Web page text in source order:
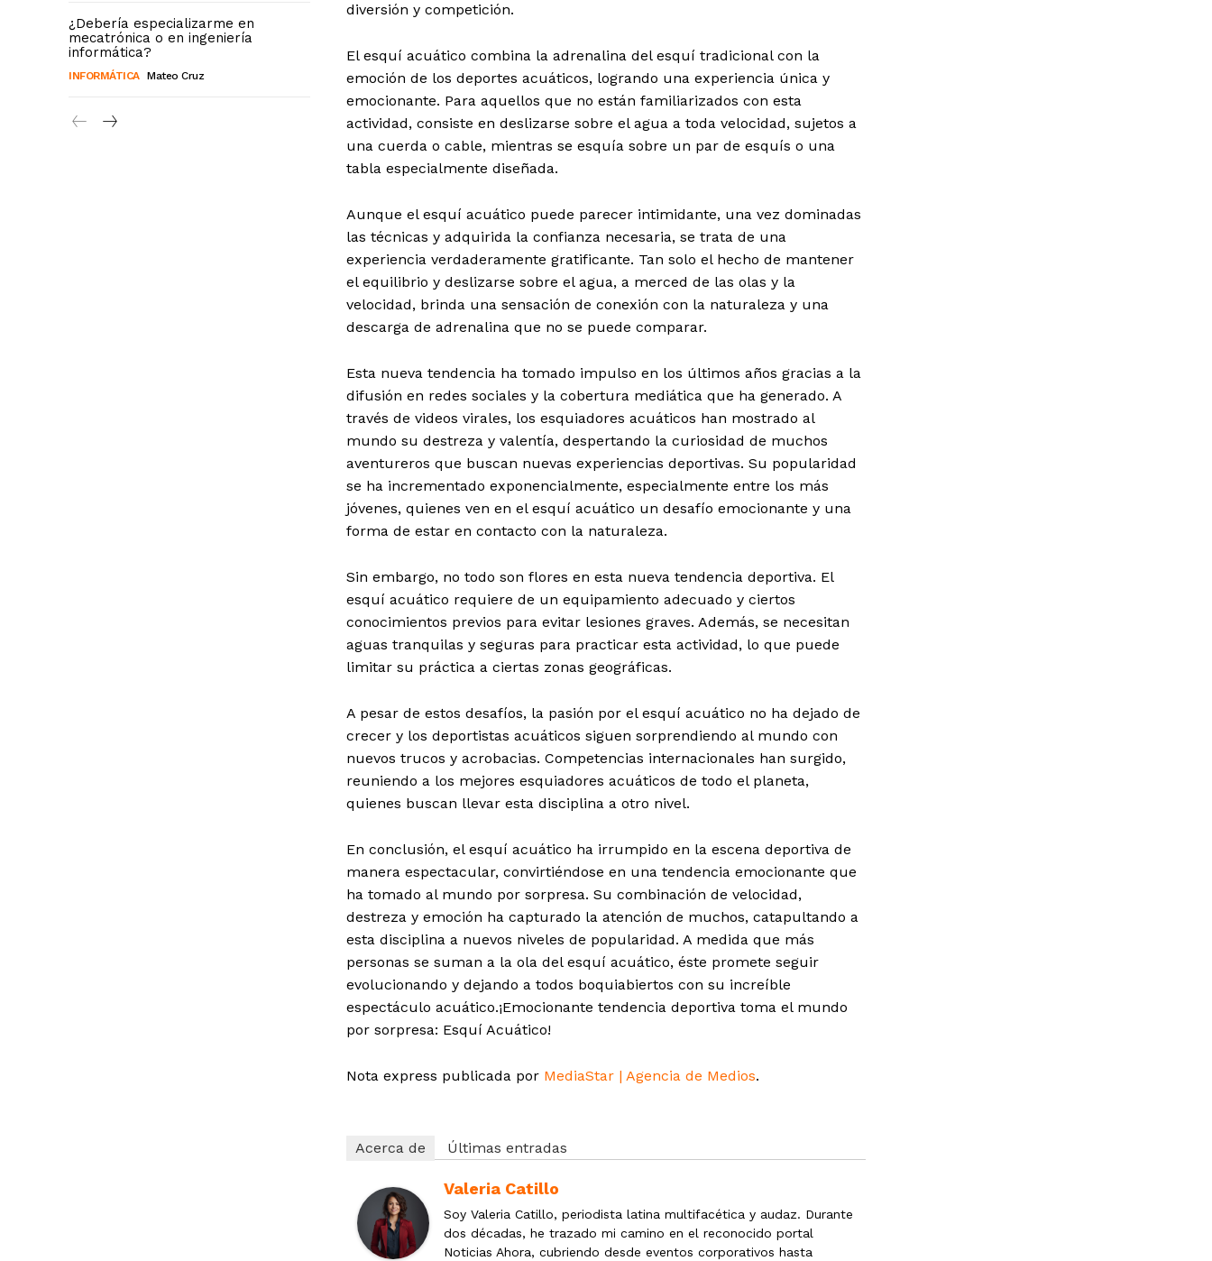
¿Debería especializarme en
mecatrónica o en ingeniería
informática?
INFORMÁTICA Mateo Cruz
diversión y competición.
El esquí acuático combina la adrenalina del esquí tradicional con la
emoción de los deportes acuáticos, logrando una experiencia única y
emocionante. Para aquellos que no están familiarizados con esta
actividad, consiste en deslizarse sobre el agua a toda velocidad, sujetos a
una cuerda o cable, mientras se esquía sobre un par de esquís o una
tabla especialmente diseñada.
Aunque el esquí acuático puede parecer intimidante, una vez dominadas
las técnicas y adquirida la confianza necesaria, se trata de una
experiencia verdaderamente gratificante. Tan solo el hecho de mantener
el equilibrio y deslizarse sobre el agua, a merced de las olas y la
velocidad, brinda una sensación de conexión con la naturaleza y una
descarga de adrenalina que no se puede comparar.
Esta nueva tendencia ha tomado impulso en los últimos años gracias a la
difusión en redes sociales y la cobertura mediática que ha generado. A
través de videos virales, los esquiadores acuáticos han mostrado al
mundo su destreza y valentía, despertando la curiosidad de muchos
aventureros que buscan nuevas experiencias deportivas. Su popularidad
se ha incrementado exponencialmente, especialmente entre los más
jóvenes, quienes ven en el esquí acuático un desafío emocionante y una
forma de estar en contacto con la naturaleza.
Sin embargo, no todo son flores en esta nueva tendencia deportiva. El
esquí acuático requiere de un equipamiento adecuado y ciertos
conocimientos previos para evitar lesiones graves. Además, se necesitan
aguas tranquilas y seguras para practicar esta actividad, lo que puede
limitar su práctica a ciertas zonas geográficas.
A pesar de estos desafíos, la pasión por el esquí acuático no ha dejado de
crecer y los deportistas acuáticos siguen sorprendiendo al mundo con
nuevos trucos y acrobacias. Competencias internacionales han surgido,
reuniendo a los mejores esquiadores acuáticos de todo el planeta,
quienes buscan llevar esta disciplina a otro nivel.
En conclusión, el esquí acuático ha irrumpido en la escena deportiva de
manera espectacular, convirtiéndose en una tendencia emocionante que
ha tomado al mundo por sorpresa. Su combinación de velocidad,
destreza y emoción ha capturado la atención de muchos, catapultando a
esta disciplina a nuevos niveles de popularidad. A medida que más
personas se suman a la ola del esquí acuático, éste promete seguir
evolucionando y dejando a todos boquiabiertos con su increíble
espectáculo acuático.¡Emocionante tendencia deportiva toma el mundo
por sorpresa: Esquí Acuático!
Nota express publicada por MediaStar | Agencia de Medios.
Acerca de Últimas entradas
Valeria Catillo
Soy Valeria Catillo, periodista latina multifacética y audaz. Durante
dos décadas, he trazado mi camino en el reconocido portal
Noticias Ahora, cubriendo desde eventos corporativos hasta